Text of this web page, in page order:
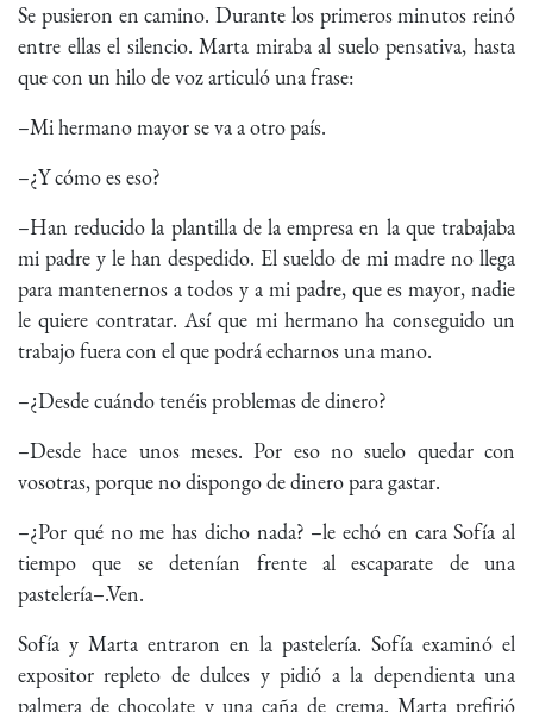
Se pusieron en camino. Durante los primeros minutos reinó
entre ellas el silencio. Marta miraba al suelo pensativa, hasta
que con un hilo de voz articuló una frase:
–Mi hermano mayor se va a otro país.
–¿Y cómo es eso?
–Han reducido la plantilla de la empresa en la que trabajaba
mi padre y le han despedido. El sueldo de mi madre no llega
para mantenernos a todos y a mi padre, que es mayor, nadie
le quiere contratar. Así que mi hermano ha conseguido un
trabajo fuera con el que podrá echarnos una mano.
–¿Desde cuándo tenéis problemas de dinero?
–Desde hace unos meses. Por eso no suelo quedar con
vosotras, porque no dispongo de dinero para gastar.
–¿Por qué no me has dicho nada? –le echó en cara Sofía al
tiempo que se detenían frente al escaparate de una
pastelería–.Ven.
Sofía y Marta entraron en la pastelería. Sofía examinó el
expositor repleto de dulces y pidió a la dependienta una
palmera de chocolate y una caña de crema. Marta prefirió